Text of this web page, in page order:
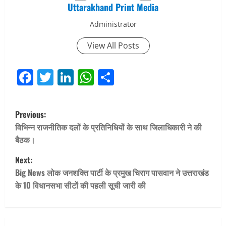
Uttarakhand Print Media
Administrator
View All Posts
Facebook
Twitter
LinkedIn
WhatsApp
P
o
s
t
n
Previous:
विभिन्न राजनीतिक दलों के प्रतिनिधियों के साथ जिलाधिकारी ने की
बैठक।
Next:
Big News लोक जनशक्ति पार्टी के प्रमुख चिराग पासवान ने उत्तराखंड
के 10 विधानसभा सीटों की पहली सूची जारी की